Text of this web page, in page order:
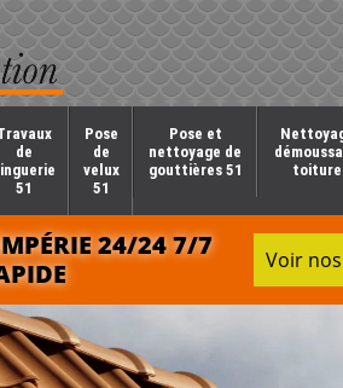
de
51
Pose
de
velux
51
Pose et
nettoyage de
gouttières 51
toiture
24/24 7/7
Voir